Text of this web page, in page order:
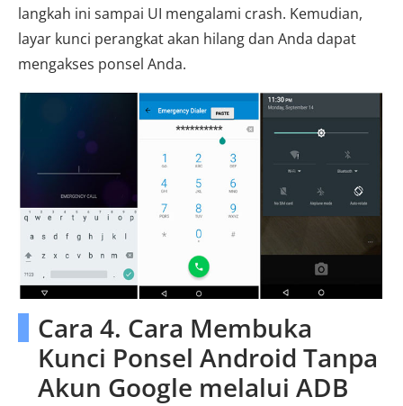
langkah ini sampai UI mengalami crash. Kemudian,
layar kunci perangkat akan hilang dan Anda dapat
mengakses ponsel Anda.
Cara 4. Cara Membuka
Kunci Ponsel Android Tanpa
Akun Google melalui ADB